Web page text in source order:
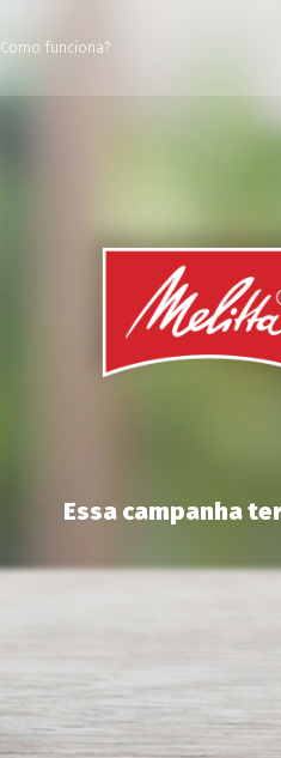
Como funciona?
Essa campanha